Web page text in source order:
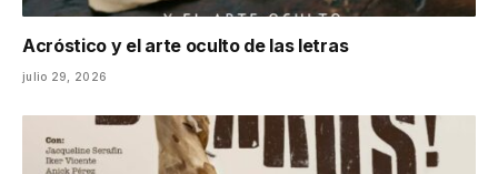
Acróstico y el arte oculto de las letras
julio 29, 2026